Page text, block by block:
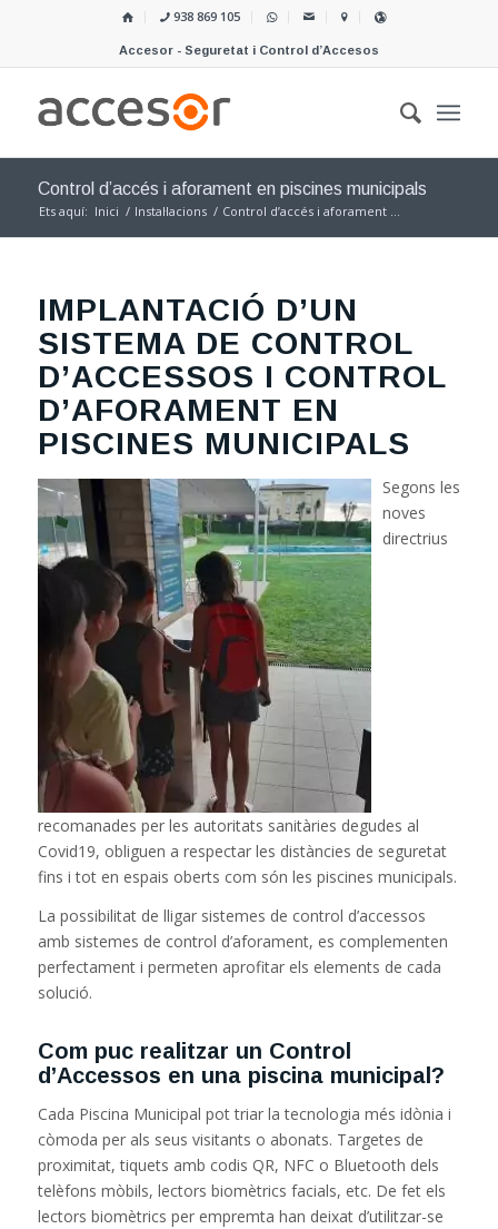
938 869 105
Accesor - Seguretat i Control d’Accesos
Control d’accés i aforament en piscines municipals
Ets aquí: Inici / Instal·lacions / Control d’accés i aforament ...
IMPLANTACIÓ D’UN
SISTEMA DE CONTROL
D’ACCESSOS I CONTROL
D’AFORAMENT EN
PISCINES MUNICIPALS
Segons les
noves
directrius
recomanades per les autoritats sanitàries degudes al
Covid19, obliguen a respectar les distàncies de seguretat
fins i tot en espais oberts com són les piscines municipals.
La possibilitat de lligar sistemes de control d’accessos
amb sistemes de control d’aforament, es complementen
perfectament i permeten aprofitar els elements de cada
solució.
Com puc realitzar un Control
d’Accessos en una piscina municipal?
Cada Piscina Municipal pot triar la tecnologia més idònia i
còmoda per als seus visitants o abonats. Targetes de
proximitat, tiquets amb codis QR, NFC o Bluetooth dels
telèfons mòbils, lectors biomètrics facials, etc. De fet els
lectors biomètrics per empremta han deixat d’utilitzar-se